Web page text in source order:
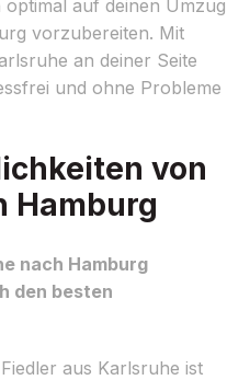
auf deinen Umzug
vorzubereiten. Mit
an deiner Seite
und ohne Probleme
von
Hamburg
nach Hamburg
den besten
aus Karlsruhe ist